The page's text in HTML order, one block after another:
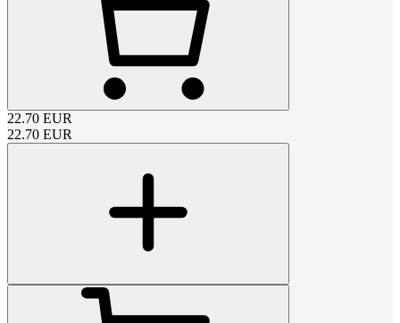
22.70 EUR
22.70 EUR